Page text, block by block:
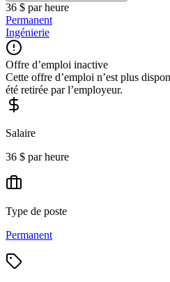
36 $ par heure
Permanent
Ingénierie
Offre d’emploi inactive
Cette offre d’emploi n’est plus
été retirée par l’employeur.
Salaire
36 $ par heure
Type de poste
Permanent